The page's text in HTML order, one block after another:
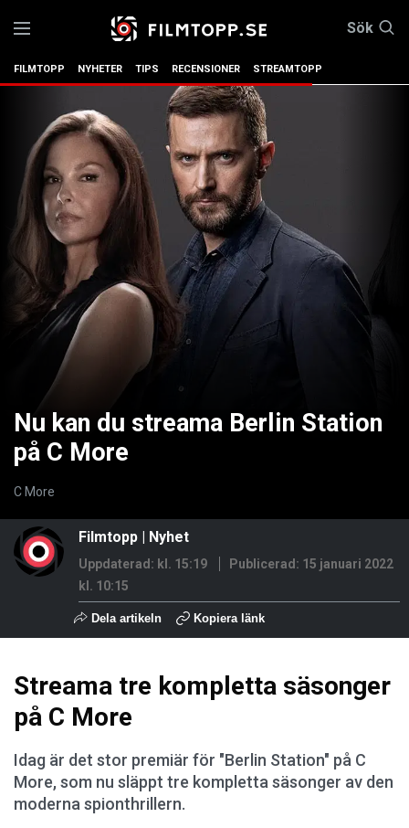
Sök
FILMTOPP NYHETER TIPS RECENSIONER STREAMTOPP
Nu kan du streama Berlin Station
på C More
C More
Filmtopp | Nyhet
Uppdaterad: kl. 15:19 Publicerad: 15 januari 2022
kl. 10:15
Dela artikeln Kopiera länk
Streama tre kompletta säsonger
på C More
Idag är det stor premiär för "Berlin Station" på C
More, som nu släppt tre kompletta säsonger av den
moderna spionthrillern.